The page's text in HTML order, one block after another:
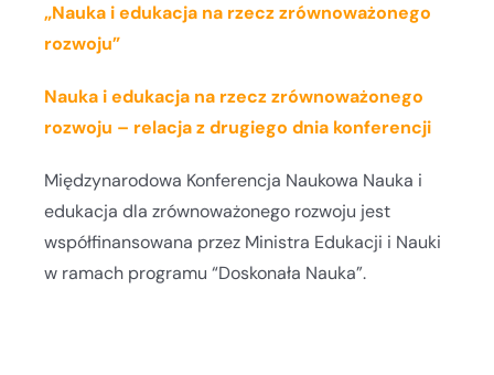
„Nauka i edukacja na rzecz zrównoważonego
rozwoju”
Nauka i edukacja na rzecz zrównoważonego
rozwoju – relacja z drugiego dnia konferencji
Międzynarodowa Konferencja Naukowa Nauka i
edukacja dla zrównoważonego rozwoju jest
współfinansowana przez Ministra Edukacji i Nauki
w ramach programu “Doskonała Nauka”.